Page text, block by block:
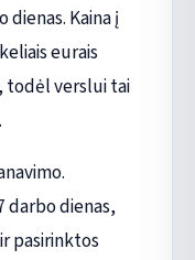
dienas. Kaina į
eurais
todėl verslui tai
darbo dienas,
pasirinktos